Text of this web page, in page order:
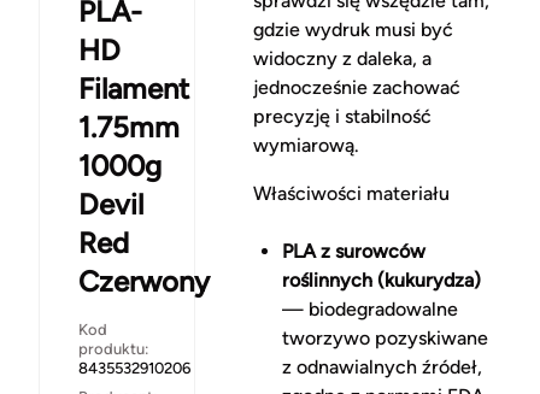
PLA-
HD
Filament
1.75mm
1000g
Devil
Red
Czerwony
Kod
produktu:
8435532910206
gdzie wydruk musi być
widoczny z daleka, a
jednocześnie zachować
precyzję i stabilność
wymiarową.
Właściwości materiału
PLA z surowców
roślinnych (kukurydza)
— biodegradowalne
tworzywo pozyskiwane
z odnawialnych źródeł,